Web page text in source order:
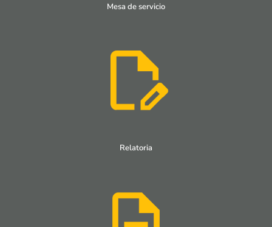
Mesa de servicio
Relatoria